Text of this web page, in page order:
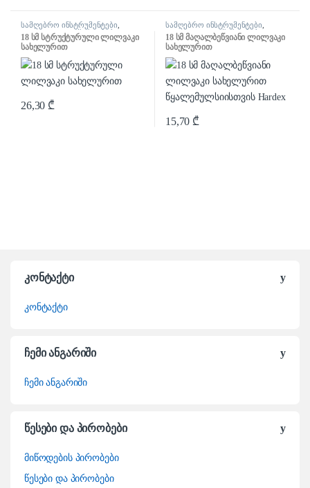
სამღებრო ინსტრუმენტები
ლილვაკი და აქსესუარები
18 სმ სტრუქტურული ლილვაკი
სახელურით
26,30 ₾
სამღებრო ინსტრუმენტები
ლილვაკი და აქსესუარები
18 სმ მაღალბეწვიანი ლილვაკი
სახელურით
წყალემულსიისთვის Hardex
15,70 ₾
კონტაქტი
კონტაქტი
ჩემი ანგარიში
ჩემი ანგარიში
წესები და პირობები
მიწოდების პირობები
წესები და პირობები